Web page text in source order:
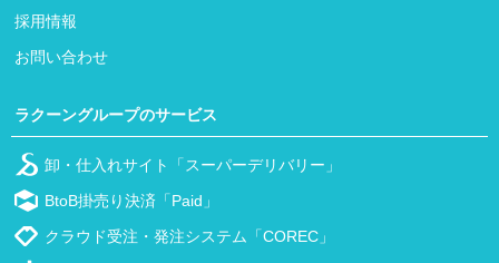
採用情報
お問い合わせ
ラクーングループのサービス
卸・仕入れサイト「スーパーデリバリー」
BtoB掛売り決済「Paid」
クラウド受注・発注システム「COREC」